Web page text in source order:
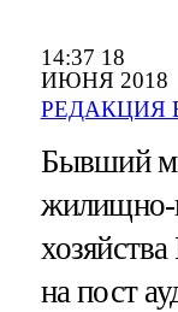
14:37 18
ИЮНЯ 2018
РЕДАКЦИЯ
Бывший
жилищно-
на пост